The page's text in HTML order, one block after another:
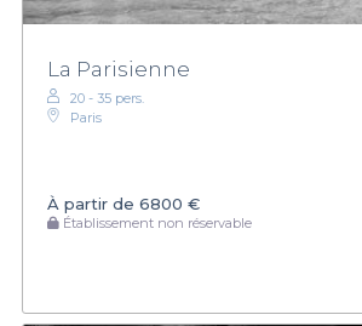
La Parisienne
20 - 35 pers.
Paris
À partir de 6800 €
Établissement non réservable